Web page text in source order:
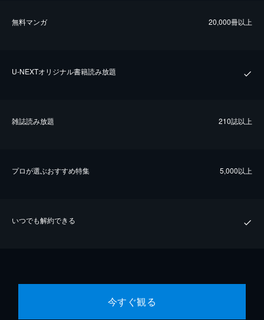
無料マンガ 20,000冊以上
U-NEXTオリジナル書籍読み放題
雑誌読み放題 210誌以上
プロが選ぶおすすめ特集 5,000以上
いつでも解約できる
今すぐ観る